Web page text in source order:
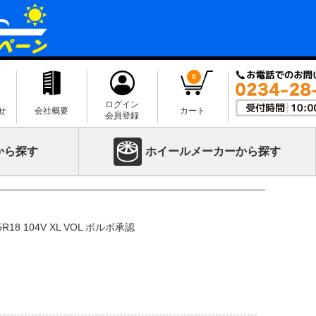
会社概要
ログイン
会員登録
0
カート
ら探す ホイールメーカーから探す
104V XL VOL ボルボ承認